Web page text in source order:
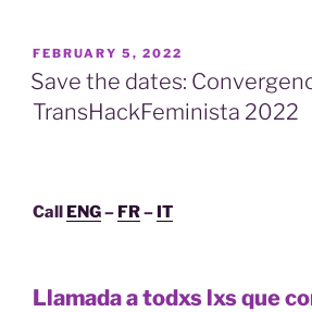
POSTED
ON
FEBRUARY 5, 2022
Save the dates:
TransHackFeminista 2022
Call ENG– FR– IT
Llamada a todxs lxs que